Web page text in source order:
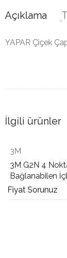
Açıklama
YAPAR Çiçek
İlgili ürünler
3M
3M G2N 4
Bağlanabilen
Bandı
Fiyat Sorunuz